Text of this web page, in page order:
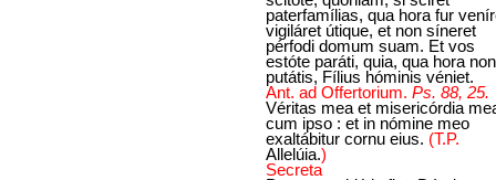
paterfamílias, qua hora fur
vigiláret útique, et non síneret
pérfodi domum suam. Et vos
estóte paráti, quia, qua hora non
putátis, Fílius hóminis véniet.
Ant. ad Offertorium. Ps. 88, 25.
Véritas mea et misericórdia
cum ipso : et in nómine meo
exaltábitur cornu eius. (T.P.
Allelúia.)
Secreta